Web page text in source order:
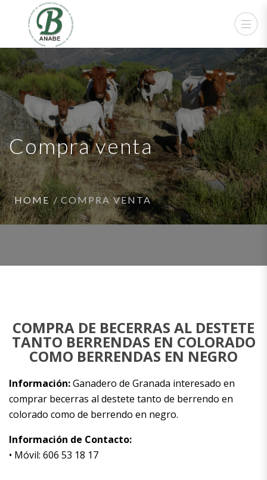
Compra venta
HOME COMPRA VENTA
COMPRA DE BECERRAS AL DESTETE
TANTO BERRENDAS EN COLORADO
COMO BERRENDAS EN NEGRO
Información:Ganadero de Granada interesado en
comprar becerras al destete tanto de berrendo en
colorado como de berrendo en negro.
Información de Contacto:
• Móvil: 606 53 18 17